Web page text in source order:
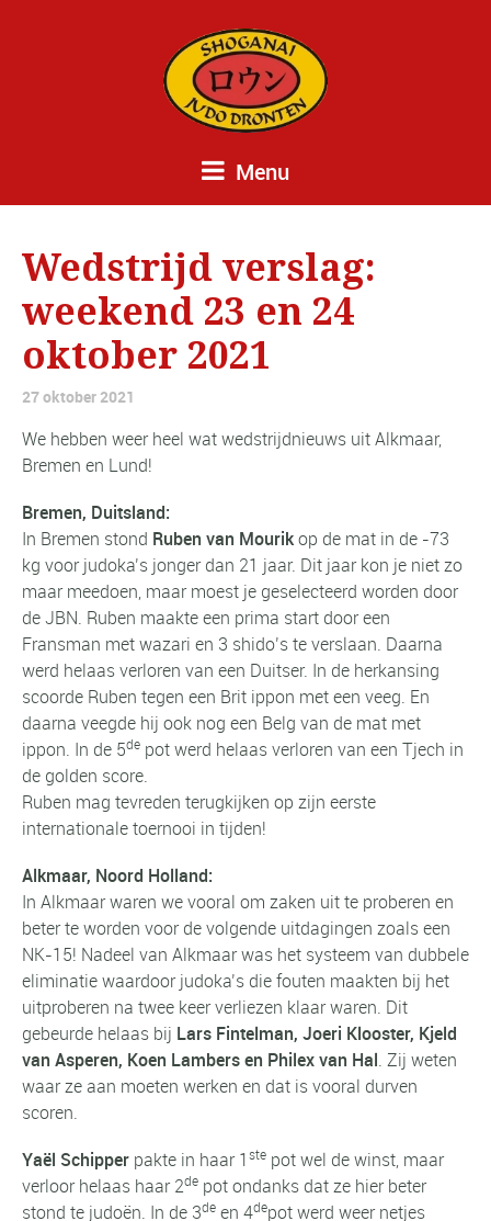
Menu
Wedstrijd verslag:
weekend 23 en 24
oktober 2021
27 oktober 2021
We hebben weer heel wat wedstrijdnieuws uit Alkmaar,
Bremen en Lund!
Bremen, Duitsland:
In Bremen stond Ruben van Mourikop de mat in de -73
kg voor judoka’s jonger dan 21 jaar. Dit jaar kon je niet zo
maar meedoen, maar moest je geselecteerd worden door
de JBN. Ruben maakte een prima start door een
Fransman met wazari en 3 shido’s te verslaan. Daarna
werd helaas verloren van een Duitser. In de herkansing
scoorde Ruben tegen een Brit ippon met een veeg. En
daarna veegde hij ook nog een Belg van de mat met
ippon. In de 5de pot werd helaas verloren van een Tjech in
de golden score.
Ruben mag tevreden terugkijken op zijn eerste
internationale toernooi in tijden!
Alkmaar, Noord Holland:
In Alkmaar waren we vooral om zaken uit te proberen en
beter te worden voor de volgende uitdagingen zoals een
NK-15! Nadeel van Alkmaar was het systeem van dubbele
eliminatie waardoor judoka’s die fouten maakten bij het
uitproberen na twee keer verliezen klaar waren. Dit
gebeurde helaas bij Lars Fintelman, Joeri Klooster, Kjeld
van Asperen, Koen Lambers en Philex van Hal. Zij weten
waar ze aan moeten werken en dat is vooral durven
scoren.
Yaël Schipper pakte in haar 1ste pot wel de winst, maar
verloor helaas haar 2de pot ondanks dat ze hier beter
stond te judoën. In de 3de en 4depot werd weer netjes